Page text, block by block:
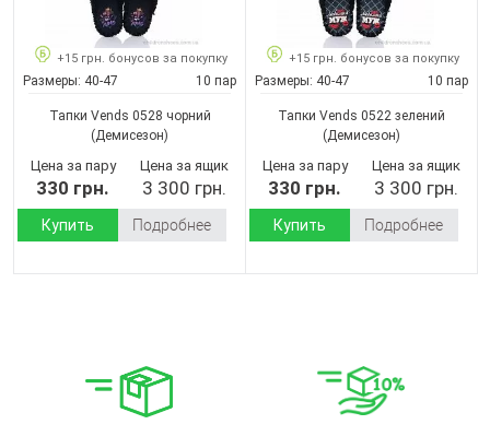
+15 грн. бонусов за покупку
Размеры: 40-47 10 пар
Тапки Vends 0528 чорний
(Демисезон)
Цена за пару
330 грн.
Цена за ящик
3 300 грн.
Купить Подробнее
+15 грн. бонусов за покупку
Размеры: 40-47 10 пар
Тапки Vends 0522 зелений
(Демисезон)
Цена за пару
330 грн.
Цена за ящик
3 300 грн.
Купить Подробнее